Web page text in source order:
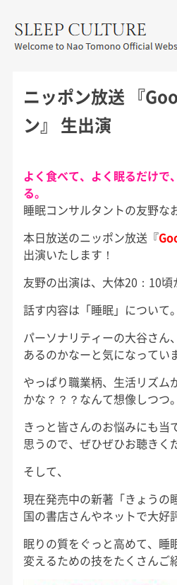
CULTURE
ニッポン放送 『
ン』 生出演
よく食べて、よく眠るだけで
る。
睡眠コンサルタントの友野な
本日放送のニッポン放送『
出演いたします！
友野の出演は、大体20：10頃
話す内容は「睡眠」について。
パーソナリティーの大谷さん
あるのかなーと気になってい
やっぱり職業柄、生活リズム
かな？？？なんて想像しつつ
きっと皆さんのお悩みにも当
思うので、ぜひぜひお聴きく
そして、
現在発売中の新著「きょうの
国の書店さんやネットで大好
眠りの質をぐっと高めて、睡
変えるための技をたくさんご